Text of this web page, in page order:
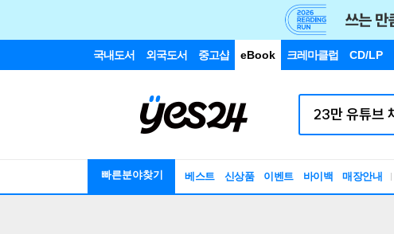
국내도서 외국도서 중고샵 eBook 크레마클럽 CD/LP
빠른분야찾기 베스트 신상품 이벤트 바이백 매장안내